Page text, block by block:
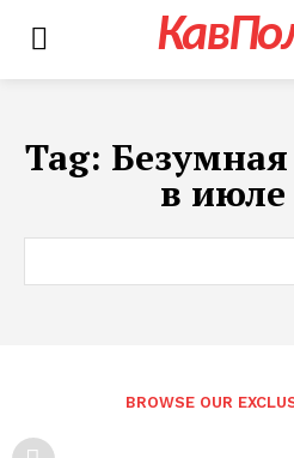
Tag: Безумная
в июле
BROWSE OUR